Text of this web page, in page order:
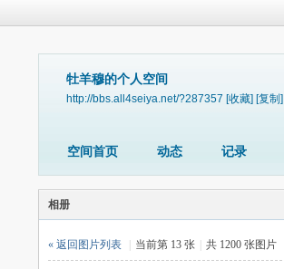
牡羊穆的个人空间
http://bbs.all4seiya.net/?287357 [收藏] [复制]
空间首页 动态 记录
相册
« 返回图片列表 当前第 13 张 共 1200 张图片